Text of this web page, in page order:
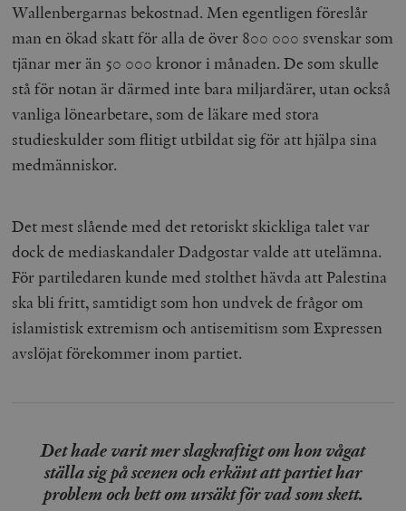
Wallenbergarnas bekostnad. Men egentligen föreslår
man en ökad skatt för alla de över 800 000 svenskar som
tjänar mer än 50 000 kronor i månaden. De som skulle
stå för notan är därmed inte bara miljardärer, utan också
vanliga lönearbetare, som de läkare med stora
studieskulder som flitigt utbildat sig för att hjälpa sina
medmänniskor.
Det mest slående med det retoriskt skickliga talet var
dock de mediaskandaler Dadgostar valde att utelämna.
För partiledaren kunde med stolthet hävda att Palestina
ska bli fritt, samtidigt som hon undvek de frågor om
islamistisk extremism och antisemitism som Expressen
avslöjat förekommer inom partiet.
Det hade varit mer slagkraftigt om hon vågat
ställa sig på scenen och erkänt att partiet har
problem och bett om ursäkt för vad som skett.